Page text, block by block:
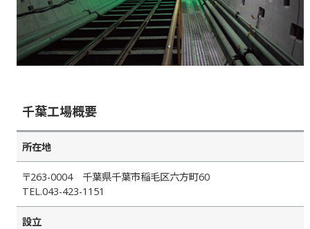
千葉工場概要
所在地
〒263-0004 千葉県千葉市稲毛区六方町60
TEL.043-423-1151
設立